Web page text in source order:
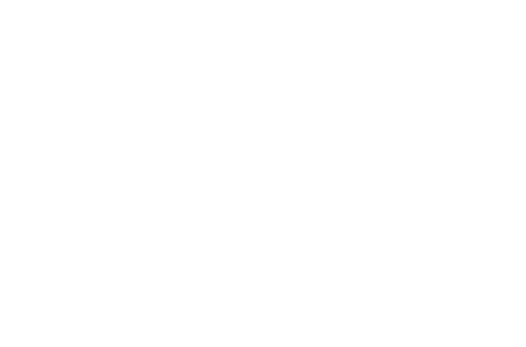
escassez de profissionais, atrair e reter
assume uma importância crescente e
melhores talentos, permanecem na
independentemente da sua dimensão ou
Garantir uma força de trabalho estável,
evidentes benefícios para o próprio
prevista a criação de uma iniciativa e/ou
procura de novas soluções ou na
Outro dos objetivos passa por
mulheres a trabalhar e a empresa